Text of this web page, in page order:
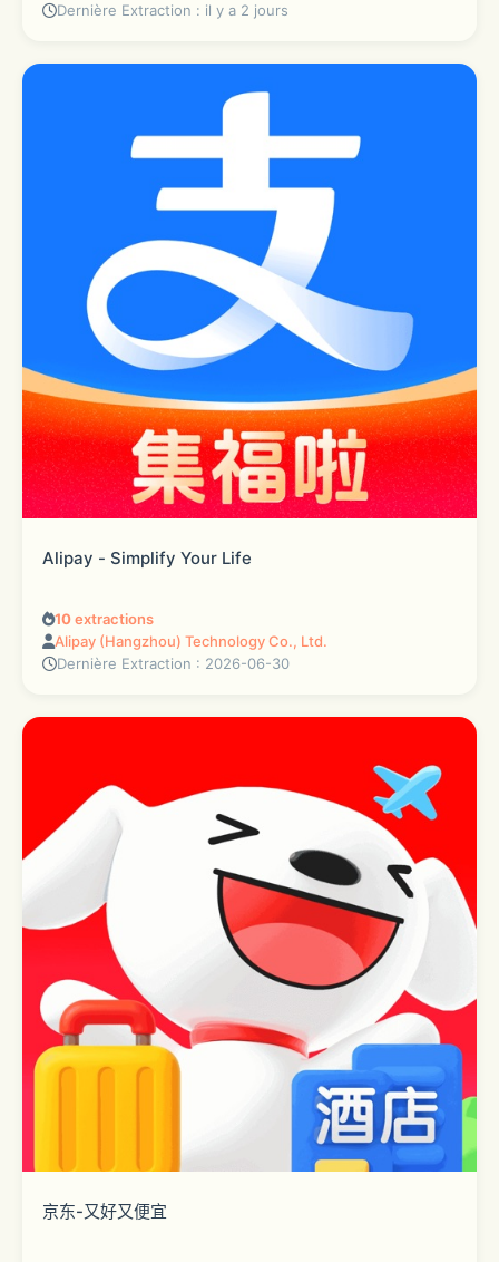
Dernière Extraction : il y a 2 jours
Alipay - Simplify Your Life
10extractions
Alipay (Hangzhou) Technology Co., Ltd.
Dernière Extraction : 2026-06-30
京东-又好又便宜